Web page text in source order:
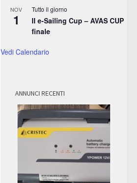
NOV
1
Tutto il giorno
II e-Sailing Cup – AVAS CUP
finale
Vedi Calendario
ANNUNCI RECENTI